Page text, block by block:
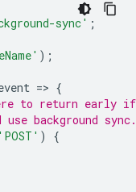
sync' ;
);
=> {
to return early
background sync.
'POST' )
{